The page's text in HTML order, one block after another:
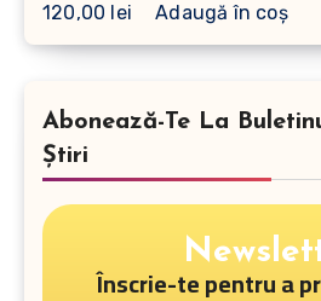
120,00 lei Adaugă în coș
Abonează-Te La
Știri
Înscrie-te pentru a